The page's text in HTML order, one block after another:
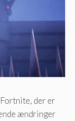
der er
ændringer